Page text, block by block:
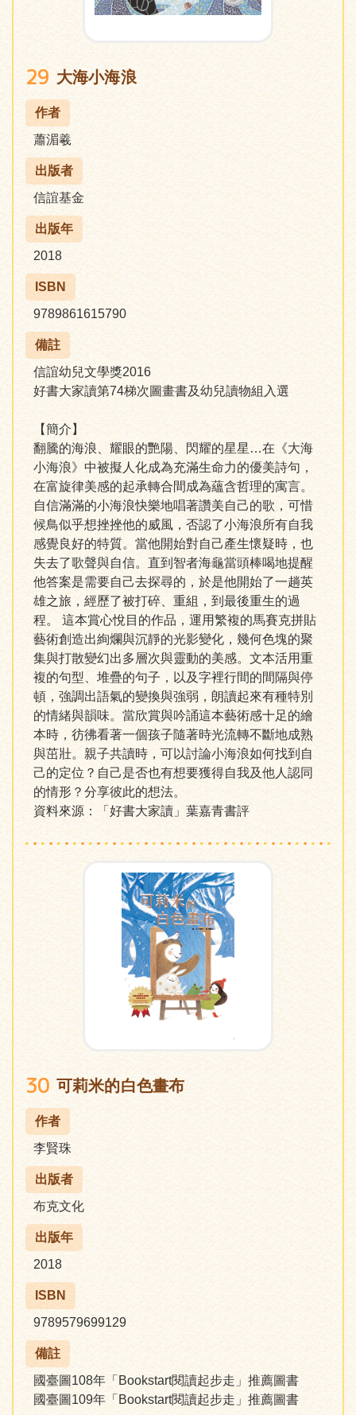
29 大海小海浪
作者
蕭湄羲
出版者
信誼基金
出版年
2018
ISBN
9789861615790
備註
信誼幼兒文學獎2016
好書大家讀第74梯次圖畫書及幼兒讀物組入選
【簡介】
翻騰的海浪、耀眼的艷陽、閃耀的星星…在《大海
小海浪》中被擬人化成為充滿生命力的優美詩句，
在富旋律美感的起承轉合間成為蘊含哲理的寓言。
自信滿滿的小海浪快樂地唱著讚美自己的歌，可惜
候鳥似乎想挫挫他的威風，否認了小海浪所有自我
感覺良好的特質。當他開始對自己產生懷疑時，也
失去了歌聲與自信。直到智者海龜當頭棒喝地提醒
他答案是需要自己去探尋的，於是他開始了一趟英
雄之旅，經歷了被打碎、重組，到最後重生的過
程。 這本賞心悅目的作品，運用繁複的馬賽克拼貼
藝術創造出絢爛與沉靜的光影變化，幾何色塊的聚
集與打散變幻出多層次與靈動的美感。文本活用重
複的句型、堆疊的句子，以及字裡行間的間隔與停
頓，強調出語氣的變換與強弱，朗讀起來有種特別
的情緒與韻味。當欣賞與吟誦這本藝術感十足的繪
本時，彷彿看著一個孩子隨著時光流轉不斷地成熟
與茁壯。親子共讀時，可以討論小海浪如何找到自
己的定位？自己是否也有想要獲得自我及他人認同
的情形？分享彼此的想法。
資料來源：「好書大家讀」葉嘉青書評
30 可莉米的白色畫布
作者
李賢珠
出版者
布克文化
出版年
2018
ISBN
9789579699129
備註
國臺圖108年「Bookstart閱讀起步走」推薦圖書
國臺圖109年「Bookstart閱讀起步走」推薦圖書